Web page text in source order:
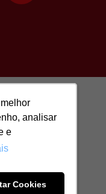
analisar
e
Cookies
analisar
e
Cookies
J-04970/1